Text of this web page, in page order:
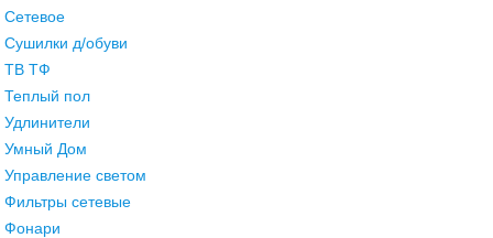
Сетевое
Сушилки д/обуви
ТВ ТФ
Теплый пол
Удлинители
Умный Дом
Управление светом
Фильтры сетевые
Фонари